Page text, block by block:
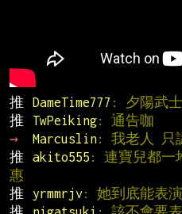
推 DameTime777 : 夕陽武士
推
TwPeiking: 通告咖
→
Marcuslin: 我老人 只
推
akito555 : 連寶兒都一
惠
推
yrmmrjv : 她到底能表